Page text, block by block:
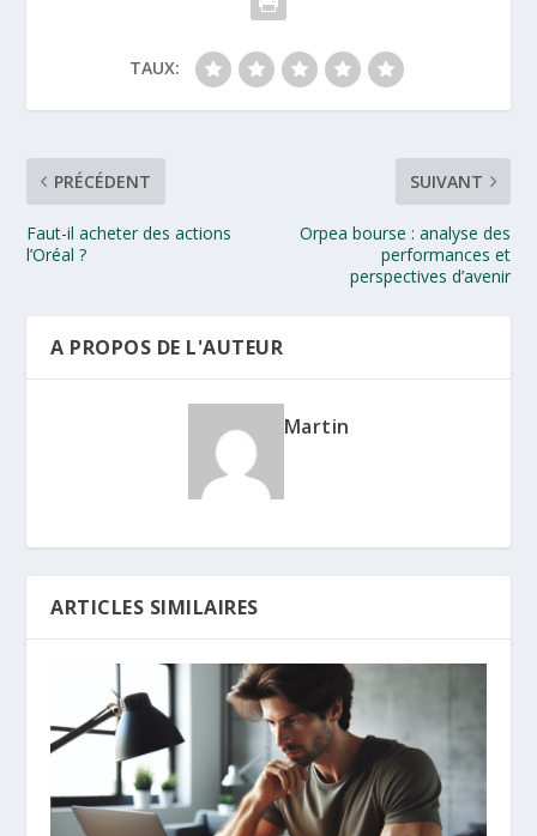
TAUX:
PRÉCÉDENT
Faut-il acheter des actions
l’Oréal ?
SUIVANT
Orpea bourse : analyse des
performances et
perspectives d’avenir
A PROPOS DE L'AUTEUR
Martin
ARTICLES SIMILAIRES